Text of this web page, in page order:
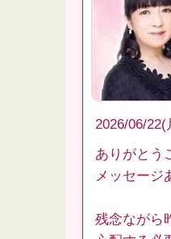
2026/06/22(
ありがとう
メッセージ
残念ながら